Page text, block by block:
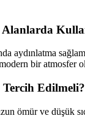
aydınlatma
bir atmosfer
Edilmeli?
ömür ve düşük